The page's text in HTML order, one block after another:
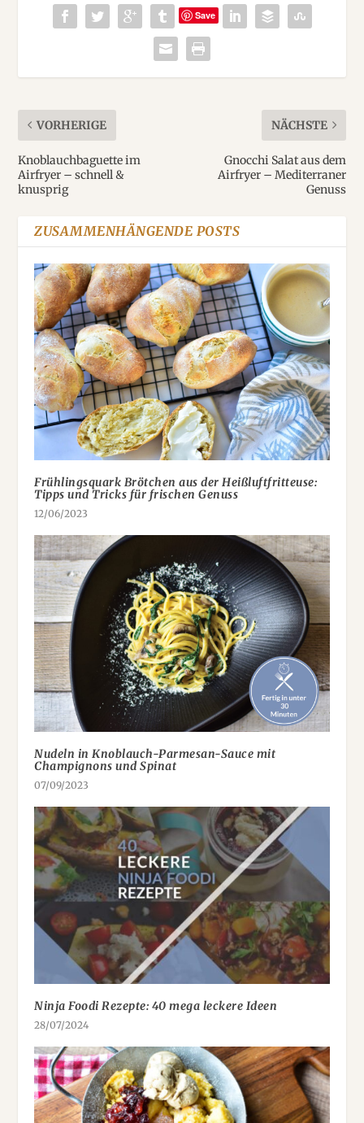
Save
VORHERIGE
Knoblauchbaguette im
Airfryer – schnell &
knusprig
NÄCHSTE
Gnocchi Salat aus dem
Airfryer – Mediterraner
Genuss
ZUSAMMENHÄNGENDE POSTS
Frühlingsquark Brötchen aus der Heißluftfritteuse:
Tipps und Tricks für frischen Genuss
12/06/2023
Nudeln in Knoblauch-Parmesan-Sauce mit
Champignons und Spinat
07/09/2023
Ninja Foodi Rezepte: 40 mega leckere Ideen
28/07/2024